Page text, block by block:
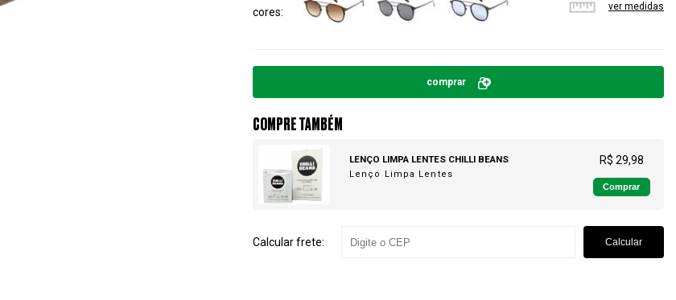
cores ver medidas
comprar
COMPRE TAMBÉM
LENÇO LIMPA LENTES CHILLI BEANS
Lenço Limpa Lentes
R$ 29,98
Comprar
Calcular frete: Calcular